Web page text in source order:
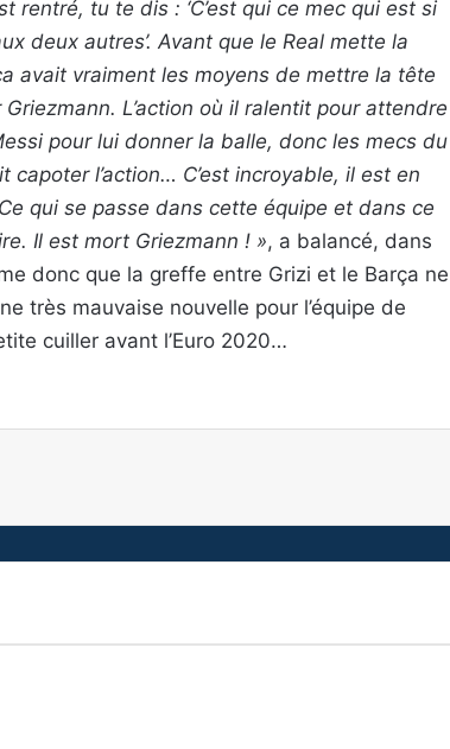
rentré, tu te dis : ‘C’est qui ce mec qui est si
deux autres’. Avant que le Real mette la
avait vraiment les moyens de mettre la tête
L’action où il ralentit pour attendre
pour lui donner la balle, donc les mecs du
l’action… C’est incroyable, il est en
qui se passe dans cette équipe et dans ce
Il est mort Griezmann ! », a balancé, dans
donc que la greffe entre Grizi et le Barça ne
très mauvaise nouvelle pour l’équipe de
cuiller avant l’Euro 2020…